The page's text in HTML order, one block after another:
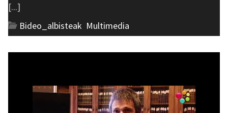
[...]
Bideo_albisteak Multimedia